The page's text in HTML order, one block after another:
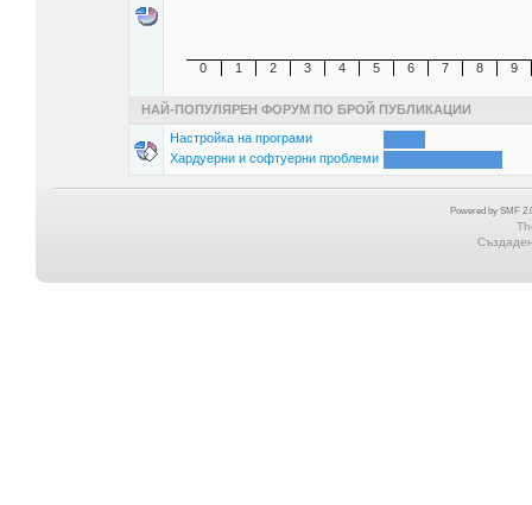
0 1 2 3 4 5 6 7 8 9
НАЙ-ПОПУЛЯРЕН ФОРУМ ПО БРОЙ ПУБЛИКАЦИИ
Настройка на програми
Хардуерни и софтуерни проблеми
Powered by SMF